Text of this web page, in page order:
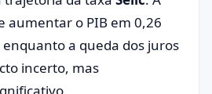
aumentar o PIB em 0,26
a queda dos juros
incerto, mas